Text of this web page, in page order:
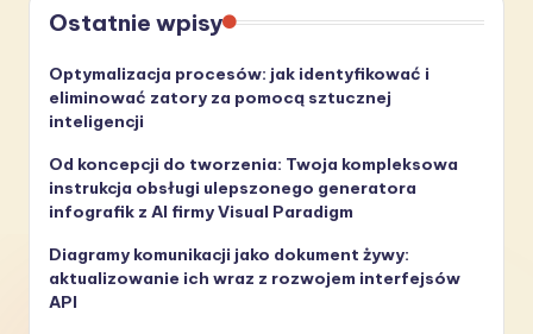
Ostatnie wpisy
Optymalizacja procesów: jak identyfikować i
eliminować zatory za pomocą sztucznej
inteligencji
Od koncepcji do tworzenia: Twoja kompleksowa
instrukcja obsługi ulepszonego generatora
infografik z AI firmy Visual Paradigm
Diagramy komunikacji jako dokument żywy:
aktualizowanie ich wraz z rozwojem interfejsów
API